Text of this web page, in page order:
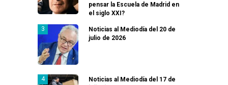
pensar la Escuela de Madrid en
el siglo XXI?
Noticias al Mediodía del 20 de
julio de 2026
Noticias al Mediodía del 17 de